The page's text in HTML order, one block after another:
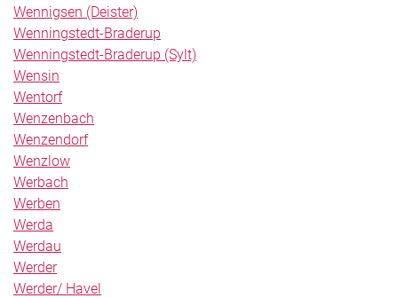
Wennigsen (Deister)
Wenningstedt-Braderup
Wenningstedt-Braderup (Sylt)
Wensin
Wentorf
Wenzenbach
Wenzendorf
Wenzlow
Werbach
Werben
Werda
Werdau
Werder
Werder/ Havel